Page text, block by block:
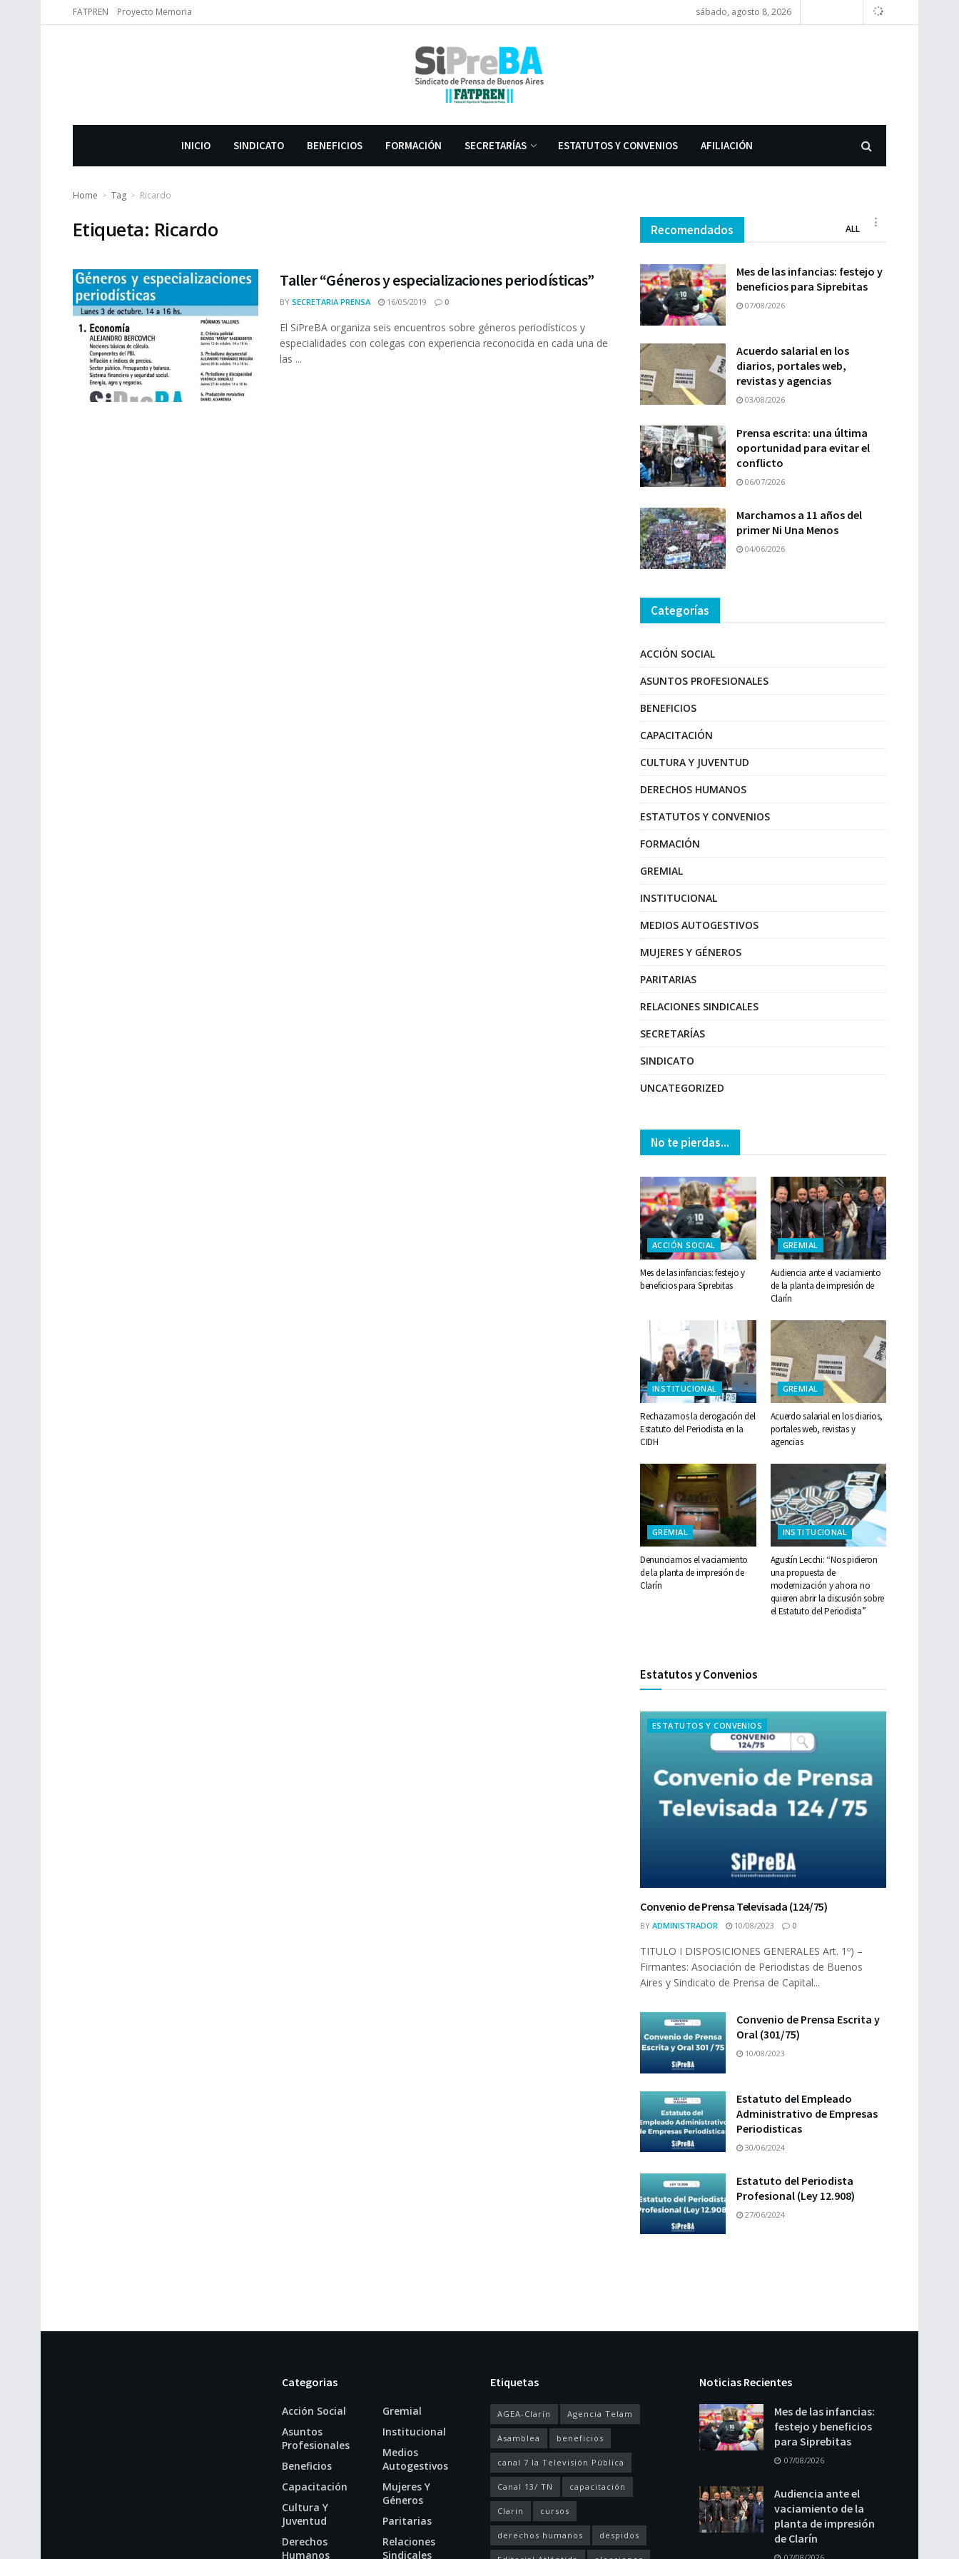
FATPREN Proyecto Memoria sábado, agosto 8, 2026
INICIO SINDICATO BENEFICIOS FORMACIÓN SECRETARÍAS ESTATUTOS Y CONVENIOS AFILIACIÓN
Home Tag Ricardo
Etiqueta: Ricardo
Taller “Géneros y especializaciones periodísticas”
BY SECRETARIA PRENSA 16/05/2019 0
El SiPreBA organiza seis encuentros sobre géneros periodísticos y
especialidades con colegas con experiencia reconocida en cada una de
las ...
Recomendados ALL
Mes de las infancias: festejo y
beneficios para Siprebitas
07/08/2026
Acuerdo salarial en los
diarios, portales web,
revistas y agencias
03/08/2026
Prensa escrita: una última
oportunidad para evitar el
conflicto
06/07/2026
Marchamos a 11 años del
primer Ni Una Menos
04/06/2026
Categorías
ACCIÓN SOCIAL
ASUNTOS PROFESIONALES
BENEFICIOS
CAPACITACIÓN
CULTURA Y JUVENTUD
DERECHOS HUMANOS
ESTATUTOS Y CONVENIOS
FORMACIÓN
GREMIAL
INSTITUCIONAL
MEDIOS AUTOGESTIVOS
MUJERES Y GÉNEROS
PARITARIAS
RELACIONES SINDICALES
SECRETARÍAS
SINDICATO
UNCATEGORIZED
No te pierdas...
ACCIÓN SOCIAL
Mes de las infancias: festejo y
beneficios para Siprebitas
GREMIAL
Audiencia ante el vaciamiento
de la planta de impresión de
Clarín
INSTITUCIONAL
Rechazamos la derogación del
Estatuto del Periodista en la
CIDH
GREMIAL
Acuerdo salarial en los diarios,
portales web, revistas y
agencias
GREMIAL
Denunciamos el vaciamiento
de la planta de impresión de
Clarín
INSTITUCIONAL
Agustín Lecchi: “Nos pidieron
una propuesta de
modernización y ahora no
quieren abrir la discusión sobre
el Estatuto del Periodista”
Estatutos y Convenios
ESTATUTOS Y CONVENIOS
Convenio de Prensa Televisada (124/75)
BY ADMINISTRADOR 10/08/2023 0
TITULO I DISPOSICIONES GENERALES Art. 1º) –
Firmantes: Asociación de Periodistas de Buenos
Aires y Sindicato de Prensa de Capital...
Convenio de Prensa Escrita y
Oral (301/75)
10/08/2023
Estatuto del Empleado
Administrativo de Empresas
Periodisticas
30/06/2024
Estatuto del Periodista
Profesional (Ley 12.908)
27/06/2024
Categorias
Acción Social
Asuntos
Profesionales
Beneficios
Capacitación
Cultura Y
Juventud
Derechos
Humanos
Gremial
Institucional
Medios
Autogestivos
Mujeres Y
Géneros
Paritarias
Relaciones
Sindicales
Etiquetas
AGEA-Clarín Agencia Telam
Asamblea beneficios
canal 7 la Televisión Pública
Canal 13/ TN capacitación
Clarin cursos
derechos humanos despidos
Noticias Recientes
Mes de las infancias:
festejo y beneficios
para Siprebitas
07/08/2026
Audiencia ante el
vaciamiento de la
planta de impresión
de Clarín